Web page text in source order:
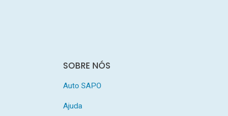
SOBRE NÓS
Auto SAPO
Ajuda